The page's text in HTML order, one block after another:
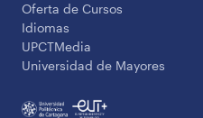
Oferta de Cursos
Idiomas
UPCTMedia
Universidad de Mayores